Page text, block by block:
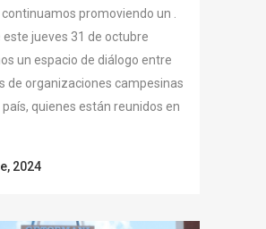
promoviendo un .
este jueves 31 de octubre
un espacio de diálogo entre
de organizaciones campesinas
país, quienes están reunidos en
2024